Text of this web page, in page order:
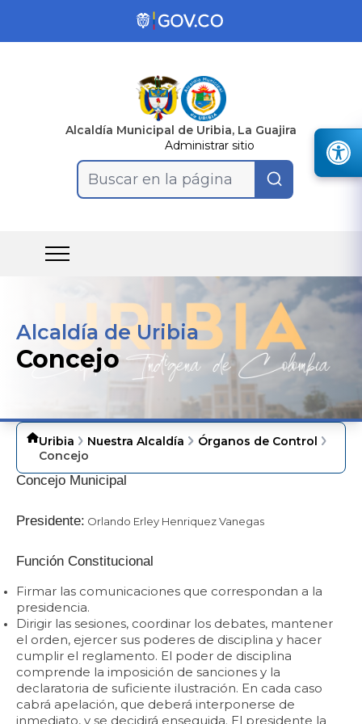
Alcaldía Municipal de Uribia, La Guajira
Administrar sitio
Buscar en la página
Alcaldía de Uribia
Concejo
Uribia Nuestra Alcaldía
Órganos de Control
Concejo
​Concejo Municipal
Presidente: Orlando Erley Henriquez Vanegas​
Función Constitucional
Firmar las comunicaciones que correspondan a la
presidencia.
Dirigir las sesiones, coordinar los debates, mantener
el orden, ejercer sus poderes de disciplina y hacer
cumplir el reglamento. El poder de disciplina
comprende la imposición de sanciones y la
declaratoria de suficiente ilustración. En cada caso
cabrá apelación, que deberá interponerse de
inmediato, y se decidirá enseguida. El presidente la